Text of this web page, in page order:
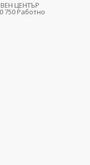
ЦЕНТЪР
750 Работно